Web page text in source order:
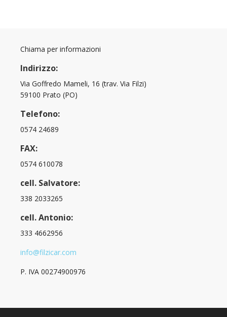
Chiama per informazioni
Indirizzo:
Via Goffredo Mameli, 16 (trav. Via Filzi)
59100 Prato (PO)
Telefono:
0574 24689
FAX:
0574 610078
cell. Salvatore:
338 2033265
cell. Antonio:
333 4662956
info@filzicar.com
P. IVA 00274900976